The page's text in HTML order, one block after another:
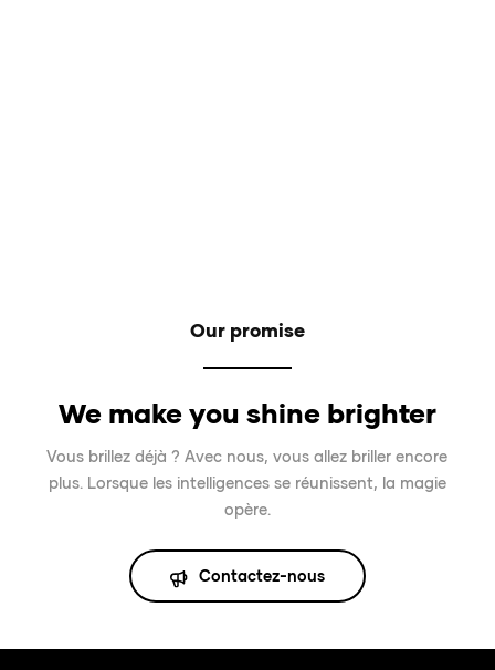
Our promise
We make you shine brighter
Vous brillez déjà ? Avec nous, vous allez briller encore
plus. Lorsque les intelligences se réunissent, la magie
opère.
Contactez-nous